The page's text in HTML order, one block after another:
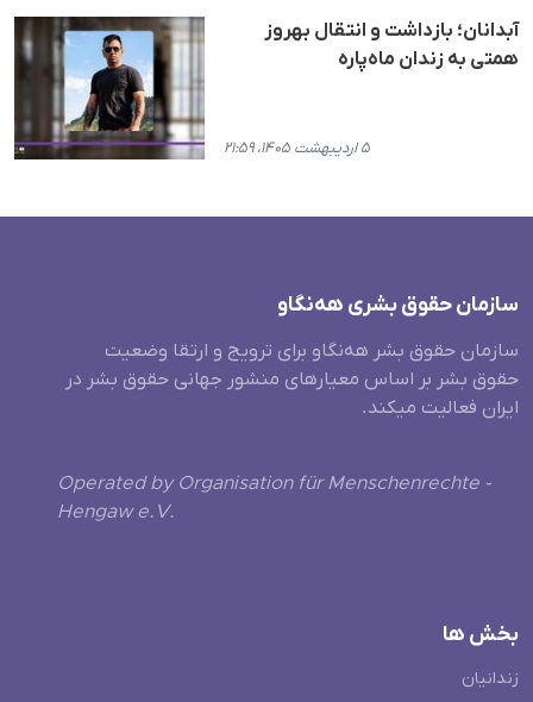
آبدانان؛ بازداشت و انتقال بهروز
همتی به زندان ماه‌پاره
۵ اردیبهشت ۱۴۰۵، ۲۱:۵۹
سازمان حقوق بشری هەنگاو
سازمان حقوق بشر هه‌نگاو برای ترویج و ارتقا وضعیت
حقوق بشر بر اساس معیارهای منشور جهانی حقوق بشر در
ایران فعالیت میکند.
Operated by Organisation für Menschenrechte -
Hengaw e.V.
بخش ها
زندانیان